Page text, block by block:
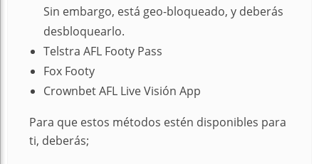
Sin embargo, está geo-bloqueado, y deberás
desbloquearlo.
Telstra AFL Footy Pass
Fox Footy
Crownbet AFL Live Visión App
Para que estos métodos estén disponibles para
ti, deberás;